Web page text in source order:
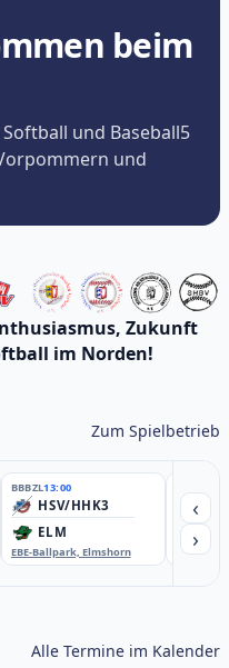
beim
und Baseball5
und
Zukunft
im Norden!
Zum Spielbetrieb
BBBZL13:00
HSV/HHK3
ELM
EBE-Ballpark, Elmshorn
‹
›
Alle Termine im Kalender